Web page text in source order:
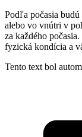
Podľa počasia
alebo vo vnútri v
za každého
fyzická kondícia a
Tento text bol